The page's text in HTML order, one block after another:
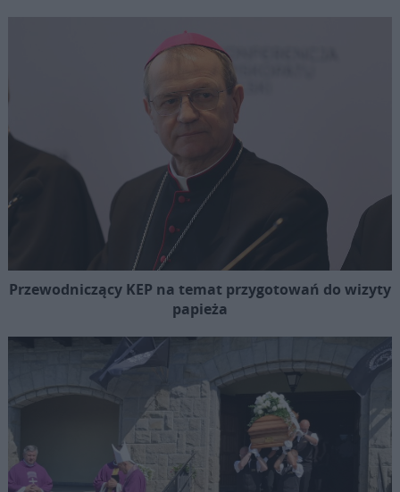
Przewodniczący KEP na temat przygotowań do wizyty
papieża